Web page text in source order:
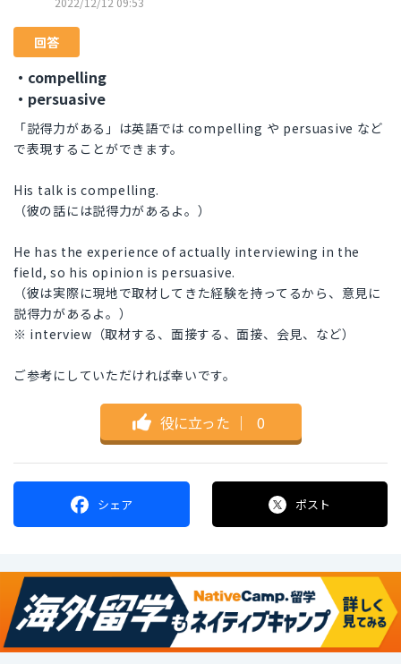
回答
・compelling
・persuasive
「説得力がある」は英語では compelling や persuasive など
で表現することができます。
His talk is compelling.
（彼の話には説得力があるよ。）
He has the experience of actually interviewing in the
field, so his opinion is persuasive.
（彼は実際に現地で取材してきた経験を持ってるから、意見に
説得力があるよ。）
※ interview（取材する、面接する、面接、会見、など）
ご参考にしていただければ幸いです。
役に立った ｜ 0
シェア ポスト